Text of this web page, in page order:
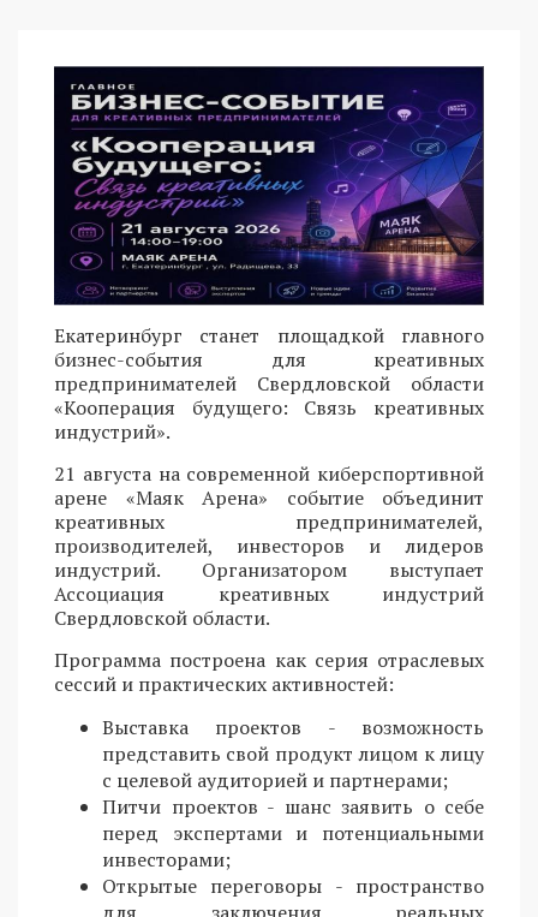
Екатеринбург станет площадкой главного
бизнес-события для креативных
предпринимателей Свердловской области
«Кооперация будущего: Связь креативных
индустрий».
21 августа на современной киберспортивной
арене «Маяк Арена» событие объединит
креативных предпринимателей,
производителей, инвесторов и лидеров
индустрий. Организатором выступает
Ассоциация креативных индустрий
Свердловской области.
Программа построена как серия отраслевых
сессий и практических активностей:
Выставка проектов - возможность
представить свой продукт лицом к лицу
с целевой аудиторией и партнерами;
Питчи проектов - шанс заявить о себе
перед экспертами и потенциальными
инвесторами;
Открытые переговоры - пространство